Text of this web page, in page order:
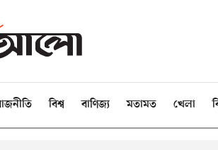
বিশ্ব বাণিজ্য মতামত খেলা